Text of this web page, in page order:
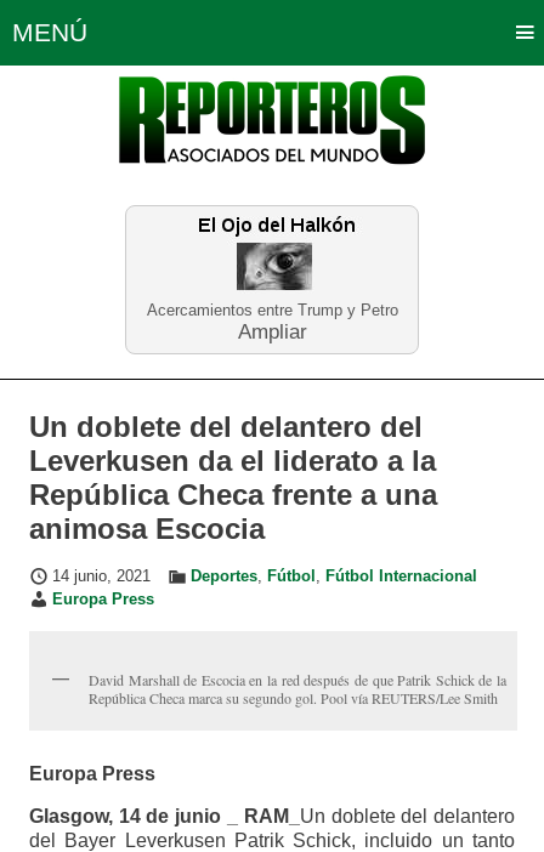
Acercamientos entre Trump y Petro
Ampliar
MENÚ
Política Opinión Bogotá
Planeta Tierra Deportes
Educación Neira
Un doblete del delantero del
Leverkusen da el liderato a la
República Checa frente a una
animosa Escocia
14 junio, 2021 Deportes, Fútbol , Fútbol Internacional
Europa Press
David Marshall de Escocia en la red después de que Patrik Schick de la
República Checa marca su segundo gol. Pool vía REUTERS/Lee Smith
Europa Press
Glasgow, 14 de junio _ RAM_ Un doblete del delantero
del Bayer Leverkusen Patrik Schick, incluido un tanto